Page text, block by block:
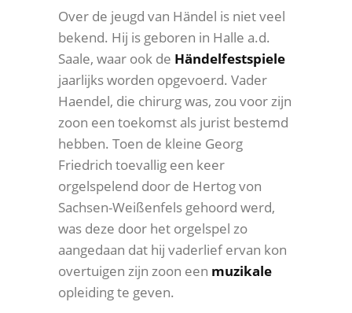
Over de jeugd van Händel is niet veel
bekend. Hij is geboren in Halle a.d.
Saale, waar ook de Händelfestspiele
jaarlijks worden opgevoerd. Vader
Haendel, die chirurg was, zou voor zijn
zoon een toekomst als jurist bestemd
hebben. Toen de kleine Georg
Friedrich toevallig een keer
orgelspelend door de Hertog von
Sachsen-Weißenfels gehoord werd,
was deze door het orgelspel zo
aangedaan dat hij vaderlief ervan kon
overtuigen zijn zoon een muzikale
opleiding te geven.